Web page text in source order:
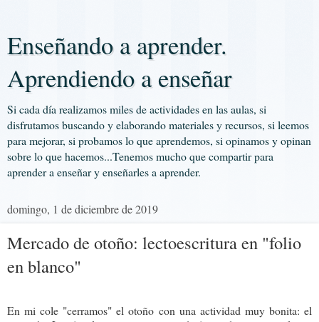
Enseñando a aprender.
Aprendiendo a enseñar
Si cada día realizamos miles de actividades en las aulas, si
disfrutamos buscando y elaborando materiales y recursos, si leemos
para mejorar, si probamos lo que aprendemos, si opinamos y opinan
sobre lo que hacemos...Tenemos mucho que compartir para
aprender a enseñar y enseñarles a aprender.
domingo, 1 de diciembre de 2019
Mercado de otoño: lectoescritura en "folio
en blanco"
En mi cole "cerramos" el otoño con una actividad muy bonita: el